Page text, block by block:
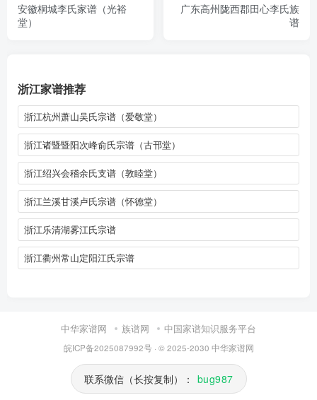
安徽桐城李氏家谱（光裕
堂）
广东高州陇西郡田心李氏族
谱
浙江家谱推荐
浙江杭州萧山吴氏宗谱（爱敬堂）
浙江诸暨暨阳次峰俞氏宗谱（古邗堂）
浙江绍兴会稽余氏支谱（敦睦堂）
浙江兰溪甘溪卢氏宗谱（怀德堂）
浙江乐清湖雾江氏宗谱
浙江衢州常山定阳江氏宗谱
中华家谱网 族谱网 中国家谱知识服务平台
皖ICP备2025087992号· © 2025-2030 中华家谱网
联系微信（长按复制）： bug987